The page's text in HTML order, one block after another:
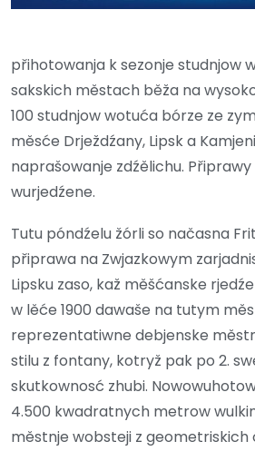
přihotowanja k sezonje studnjow
sakskich městach běža na
100 studnjow wotuća bórze ze
měsće Drježdźany, Lipsk a
naprašowanje zdźělichu.
wurjedźene.
Tutu póndźelu žórli so načasna
připrawa na Zwjazkowym
Lipsku zaso, kaž měšćanske
w lěće 1900 dawaše na tutym
reprezentatiwne debjenske
stilu z fontany, kotryž pak po 2.
skutkownosć zhubi.
4.500 kwadratnych metrow
městnje wobsteji z geometriskich